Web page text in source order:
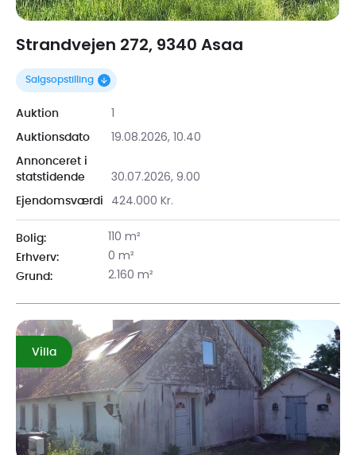
Strandvejen 272, 9340 Asaa
Salgsopstilling
Auktion 1
Auktionsdato 19.08.2026, 10.40
Annonceret i
statstidende
30.07.2026, 9.00
Ejendomsværdi 424.000 Kr.
Bolig: 110 m²
Erhverv: 0 m²
Grund: 2.160 m²
Villa